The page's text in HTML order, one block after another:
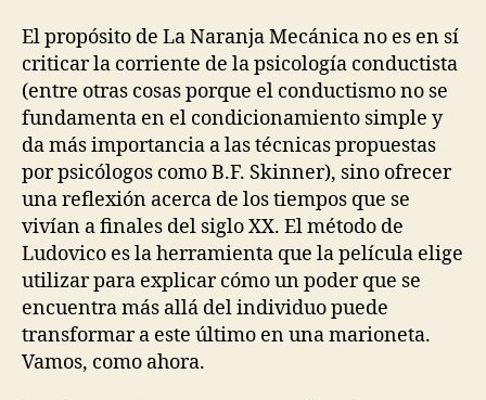
El propósito de La Naranja Mecánica no es en sí
criticar la corriente de la psicología conductista
(entre otras cosas porque el conductismo no se
fundamenta en el condicionamiento simple y
da más importancia a las técnicas propuestas
por psicólogos como B.F. Skinner), sino ofrecer
una reflexión acerca de los tiempos que se
vivían a finales del siglo XX. El método de
Ludovico es la herramienta que la película elige
utilizar para explicar cómo un poder que se
encuentra más allá del individuo puede
transformar a este último en una marioneta.
Vamos, como ahora.